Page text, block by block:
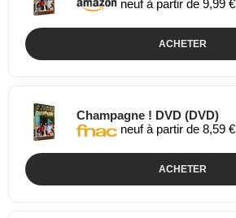
neuf à partir de 9,99 €
ACHETER
Champagne ! DVD (DVD)
neuf à partir de 8,59 €
ACHETER